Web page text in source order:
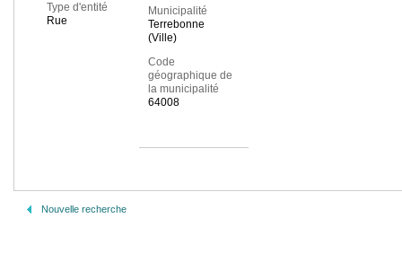
Type d'entité
Rue
Municipalité
Terrebonne
(Ville)
Code
géographique de
la municipalité
64008
Nouvelle recherche